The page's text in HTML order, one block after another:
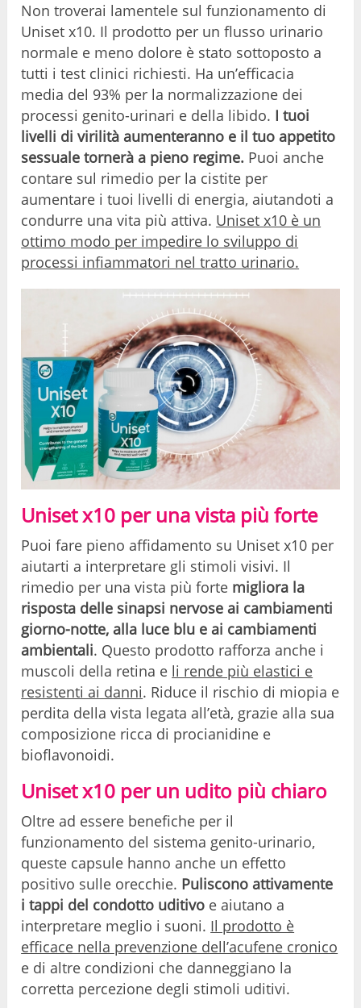
Non troverai lamentele sul funzionamento di
Uniset x10. Il prodotto per un flusso urinario
normale e meno dolore è stato sottoposto a
tutti i test clinici richiesti. Ha un’efficacia
media del 93% per la normalizzazione dei
processi genito-urinari e della libido. I tuoi
livelli di virilità aumenteranno e il tuo appetito
sessuale tornerà a pieno regime. Puoi anche
contare sul rimedio per la cistite per
aumentare i tuoi livelli di energia, aiutandoti a
condurre una vita più attiva. Uniset x10 è un
ottimo modo per impedire lo sviluppo di
processi infiammatori nel tratto urinario.
Uniset x10 per una vista più forte
Puoi fare pieno affidamento su Uniset x10 per
aiutarti a interpretare gli stimoli visivi. Il
rimedio per una vista più forte migliora la
risposta delle sinapsi nervose ai cambiamenti
giorno-notte, alla luce blu e ai cambiamenti
ambientali. Questo prodotto rafforza anche i
muscoli della retina e li rende più elastici e
resistenti ai danni. Riduce il rischio di miopia e
perdita della vista legata all’età, grazie alla sua
composizione ricca di procianidine e
bioflavonoidi.
Uniset x10 per un udito più chiaro
Oltre ad essere benefiche per il
funzionamento del sistema genito-urinario,
queste capsule hanno anche un effetto
positivo sulle orecchie. Puliscono attivamente
i tappi del condotto uditivo e aiutano a
interpretare meglio i suoni. Il prodotto è
efficace nella prevenzione dell’acufene cronico
e di altre condizioni che danneggiano la
corretta percezione degli stimoli uditivi.